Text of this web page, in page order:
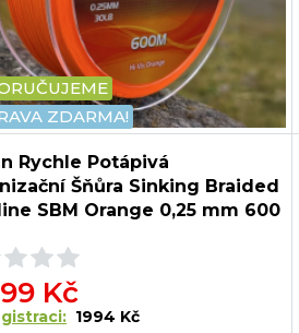
ZDARMA!
Rychle Potápivá
Šňůra Sinking Braided
SBM Orange 0,25 mm 600
Kč
1994 Kč